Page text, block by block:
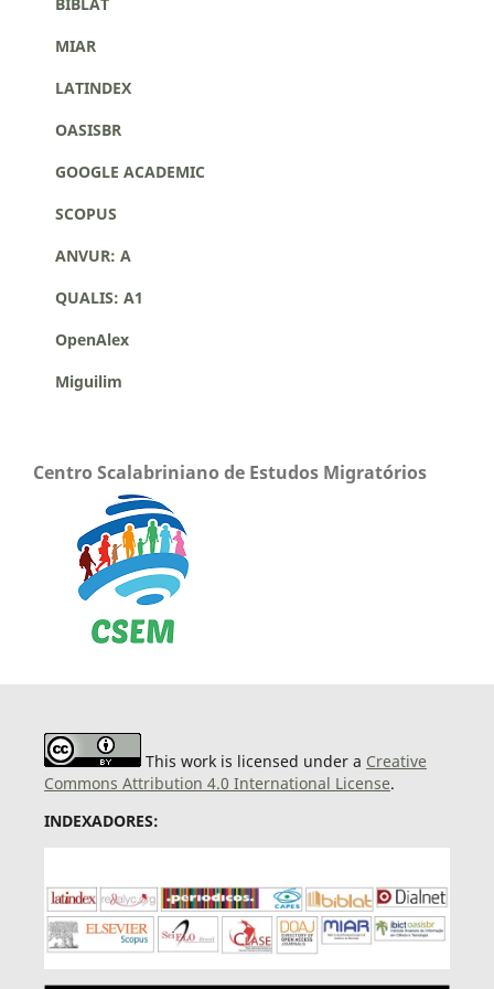
BIBLAT
MIAR
LATINDEX
OASISBR
GOOGLE ACADEMIC
SCOPUS
ANVUR: A
QUALIS: A1
OpenAlex
Miguilim
Centro Scalabriniano de Estudos Migratórios
This work is licensed under a Creative
Commons Attribution 4.0 International License.
INDEXADORES: